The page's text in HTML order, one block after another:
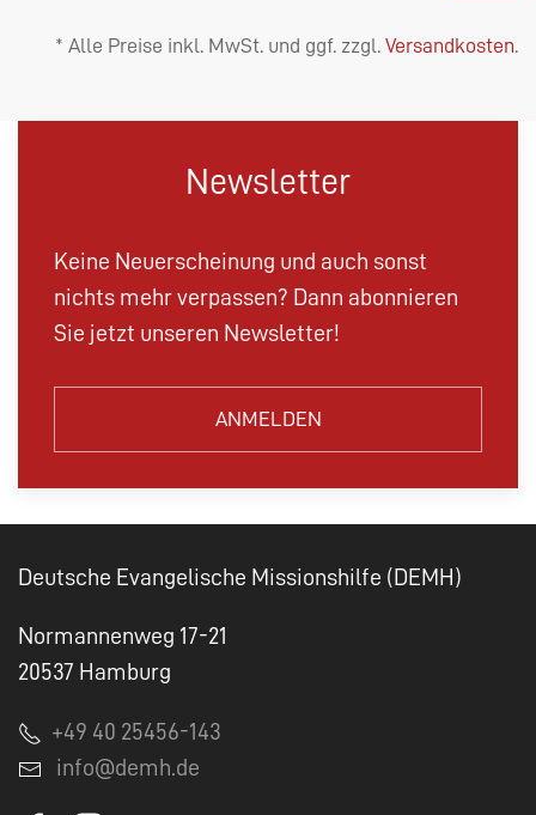
* Alle Preise inkl. MwSt. und ggf. zzgl. Versandkosten.
Newsletter
Keine Neuerscheinung und auch sonst
nichts mehr verpassen? Dann abonnieren
Sie jetzt unseren Newsletter!
ANMELDEN
Deutsche Evangelische Missionshilfe (DEMH)
Normannenweg 17-21
20537 Hamburg
+49 40 25456-143
info@demh.de